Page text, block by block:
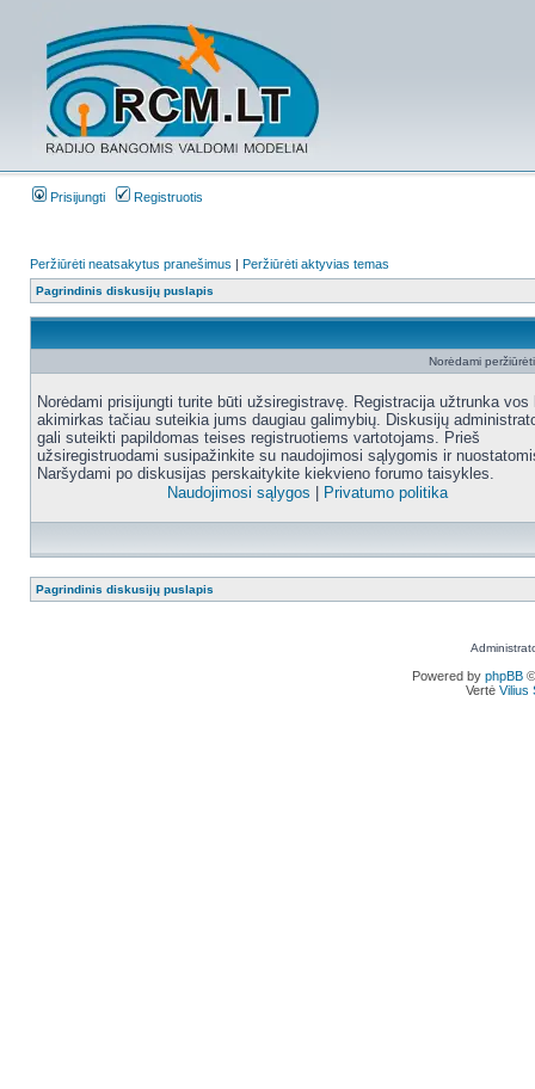
Prisijungti Registruotis
Peržiūrėti neatsakytus pranešimus | Peržiūrėti aktyvias temas
Pagrindinis diskusijų puslapis
Norėdami
Norėdami prisijungti turite būti užsiregistravę. Registracija užtrunka vos
akimirkas tačiau suteikia jums daugiau galimybių. Diskusijų
gali suteikti papildomas teises registruotiems vartotojams. Prieš
užsiregistruodami susipažinkite su naudojimosi sąlygomis ir
Naršydami po diskusijas perskaitykite kiekvieno forumo taisykles.
Naudojimosi sąlygos
Privatumo politika
Pagrindinis diskusijų puslapis
Powered by phpBB
Vertė Vilius